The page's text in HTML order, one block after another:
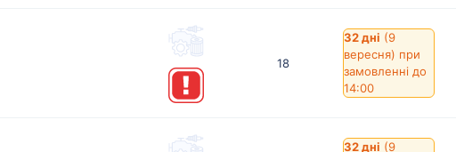
18
32 дні (9
вересня) при
замовленні до
14:00
32 дні (9